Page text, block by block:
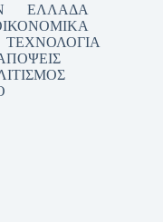
ΕΛΛΑΔΑ
ΤΕΧΝΟΛΟΓΙΑ